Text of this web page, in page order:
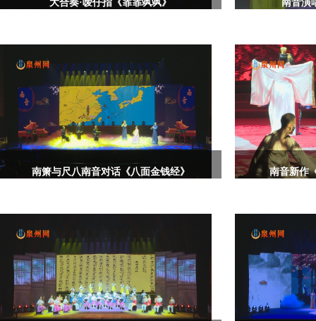
大合奏·嗳仔指《霏霏飒飒》 南音演
南箫与尺八南音对话《八面金钱经》 南音新作